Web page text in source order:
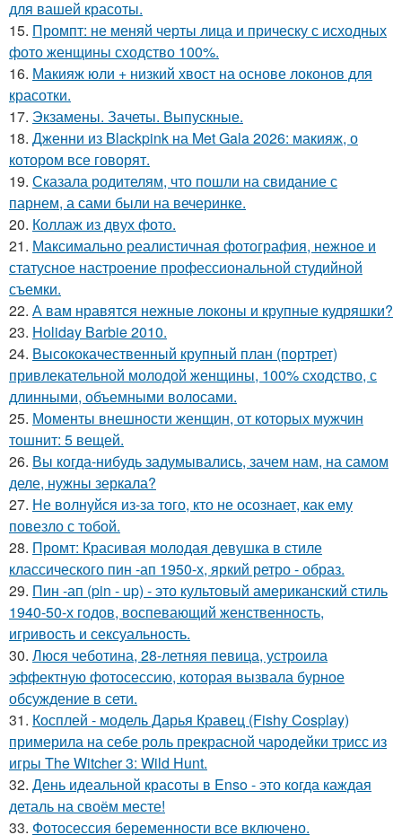
для вашей красоты.
15. Промпт: не меняй черты лица и прическу с исходных
фото женщины сходство 100%.
16. Макияж юли + низкий хвост на основе локонов для
красотки.
17. Экзамены. Зачеты. Выпускные.
18. Дженни из Blackpink на Met Gala 2026: макияж, о
котором все говорят.
19. Сказала родителям, что пошли на свидание с
парнем, а сами были на вечеринке.
20. Коллаж из двух фото.
21. Максимально реалистичная фотография, нежное и
статусное настроение профессиональной студийной
съемки.
22. А вам нравятся нежные локоны и крупные кудряшки?
23. Holiday Barbie 2010.
24. Высококачественный крупный план (портрет)
привлекательной молодой женщины, 100% сходство, с
длинными, объемными волосами.
25. Моменты внешности женщин, от которых мужчин
тошнит: 5 вещей.
26. Вы когда-нибудь задумывались, зачем нам, на самом
деле, нужны зеркала?
27. Не волнуйся из-за того, кто не осознает, как ему
повезло с тобой.
28. Промт: Красивая молодая девушка в стиле
классического пин -ап 1950-х, яркий ретро - образ.
29. Пин -ап (pin - up) - это культовый американский стиль
1940-50-х годов, воспевающий женственность,
игривость и сексуальность.
30. Люся чеботина, 28-летняя певица, устроила
эффектную фотосессию, которая вызвала бурное
обсуждение в сети.
31. Косплей - модель Дарья Кравец (Fishy Cosplay)
примерила на себе роль прекрасной чародейки трисс из
игры The Witcher 3: Wild Hunt.
32. День идеальной красоты в Enso - это когда каждая
деталь на своём месте!
33. Фотосессия беременности все включено.